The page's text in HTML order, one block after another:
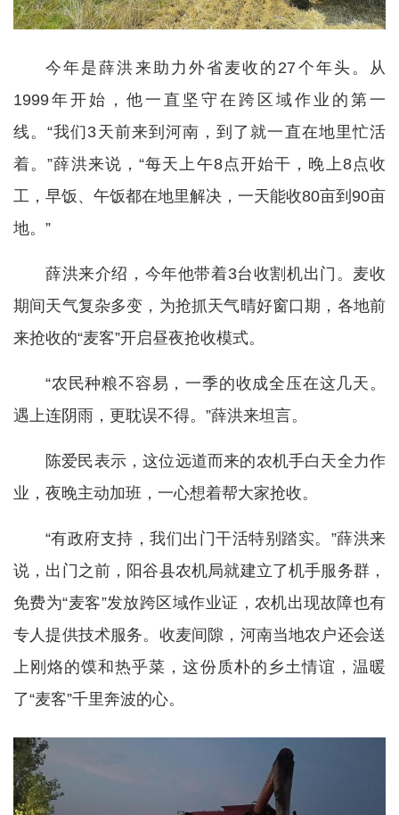
今年是薛洪来助力外省麦收的27个年头。从
1999年开始，他一直坚守在跨区域作业的第一
线。“我们3天前来到河南，到了就一直在地里忙活
着。”薛洪来说，“每天上午8点开始干，晚上8点收
工，早饭、午饭都在地里解决，一天能收80亩到90亩
地。”
薛洪来介绍，今年他带着3台收割机出门。麦收
期间天气复杂多变，为抢抓天气晴好窗口期，各地前
来抢收的“麦客”开启昼夜抢收模式。
“农民种粮不容易，一季的收成全压在这几天。
遇上连阴雨，更耽误不得。”薛洪来坦言。
陈爱民表示，这位远道而来的农机手白天全力作
业，夜晚主动加班，一心想着帮大家抢收。
“有政府支持，我们出门干活特别踏实。”薛洪来
说，出门之前，阳谷县农机局就建立了机手服务群，
免费为“麦客”发放跨区域作业证，农机出现故障也有
专人提供技术服务。收麦间隙，河南当地农户还会送
上刚烙的馍和热乎菜，这份质朴的乡土情谊，温暖
了“麦客”千里奔波的心。